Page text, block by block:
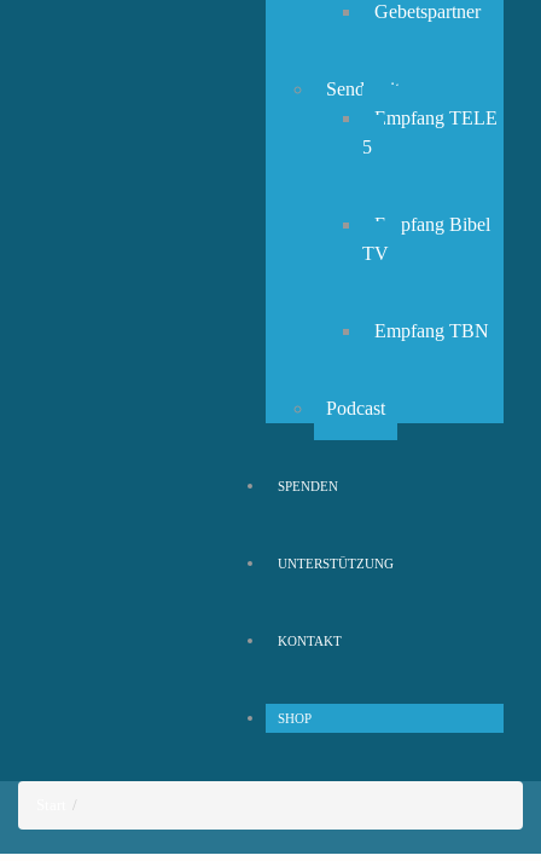
Gebetspartner
Sendezeiten
Empfang TELE
5
Empfang Bibel
TV
Empfang TBN
Podcast
SPENDEN
UNTERSTÜTZUNG
KONTAKT
SHOP